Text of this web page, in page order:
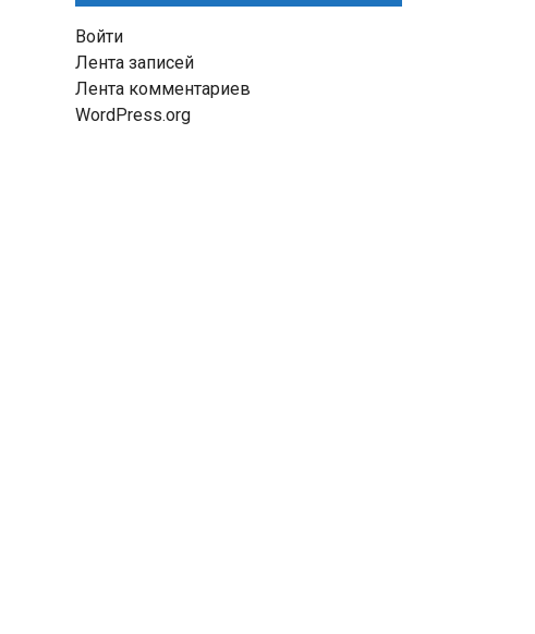
Войти
Лента записей
Лента комментариев
WordPress.org